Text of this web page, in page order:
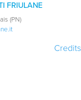
FRIULANE
(PN)
Credits